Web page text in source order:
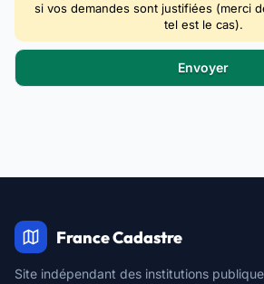
si vos demandes sont justifiées (merci
tel est le cas).
France Cadastre
Site indépendant des institutions